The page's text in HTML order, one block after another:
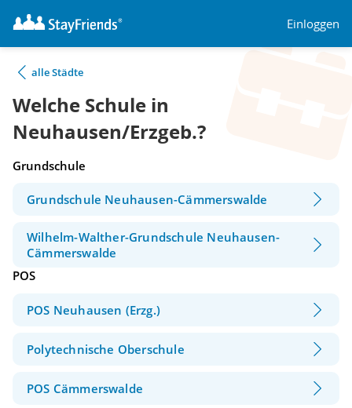
Einloggen
alle Städte
Welche Schule in
Neuhausen/Erzgeb.?
Grundschule
Grundschule Neuhausen-Cämmerswalde
Wilhelm-Walther-Grundschule Neuhausen-
Cämmerswalde
POS
POS Neuhausen (Erzg.)
Polytechnische Oberschule
POS Cämmerswalde